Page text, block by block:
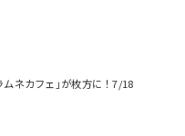
ネカフェ｣が枚方に！7/18